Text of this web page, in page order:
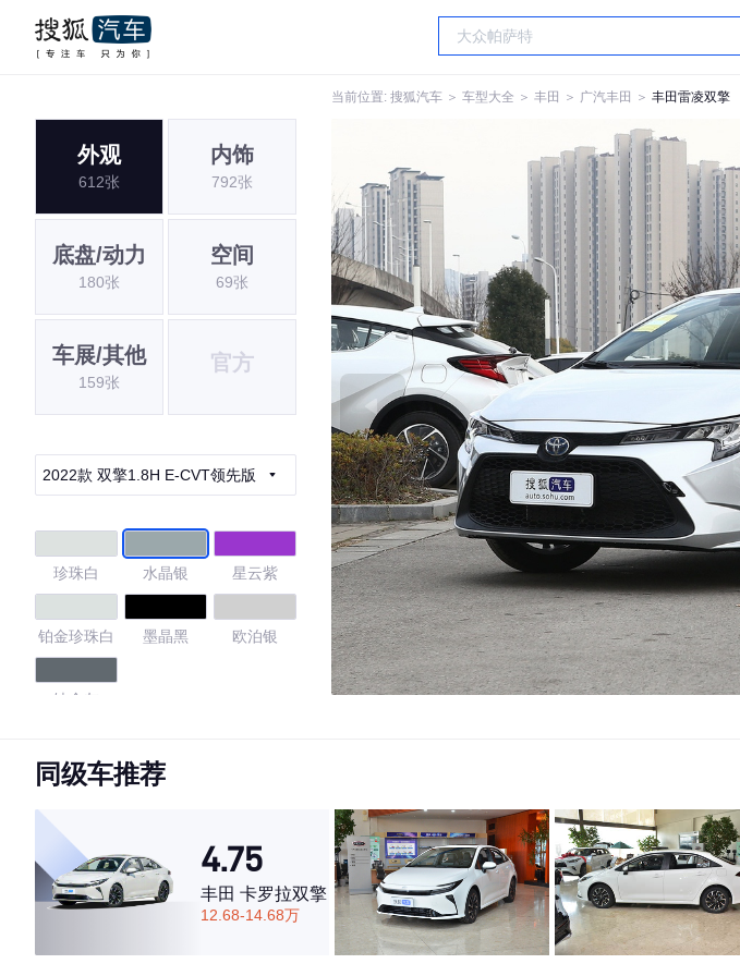
当前位置: 搜狐汽车 ＞ 车型大全 ＞ 丰田 ＞ 广汽丰田 ＞ 丰田雷凌双擎
外观
612张
内饰
792张
底盘/动力
180张
空间
69张
车展/其他
159张
官方
2022款 双擎1.8H E-CVT领先版
珍珠白 水晶银 星云紫
铂金珍珠白 墨晶黑 欧泊银
钛金灰
4.71
·外观表现较为优秀，优于68%同级车
·内饰表现一般，低于57%同级车
·空间表现一般，低于57%同级车
同级车推荐
4.75
丰田 卡罗拉双擎
12.68-14.68万